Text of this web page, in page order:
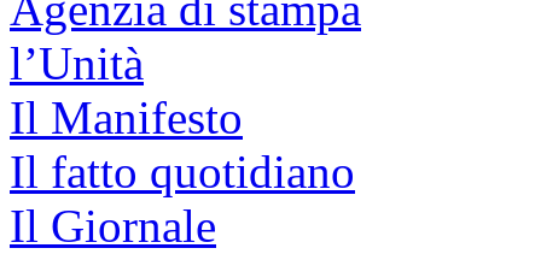
l’Unità
Il Manifesto
Il fatto quotidiano
Il Giornale